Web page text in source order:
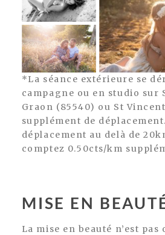
*La séance extérieure se
campagne ou en studio sur
Graon (85540) ou St
supplément de
déplacement au delà de
comptez 0.50cts/km
MISE EN
La mise en beauté n’est